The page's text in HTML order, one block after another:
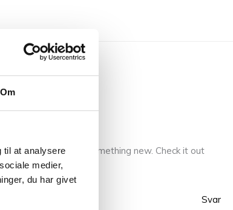
Om
til at analysere
medier,
du har givet
hunting for something new. Check it out
Svar